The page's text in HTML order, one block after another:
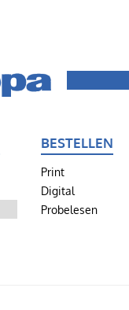
BESTELLEN
Print
Digital
Probelesen